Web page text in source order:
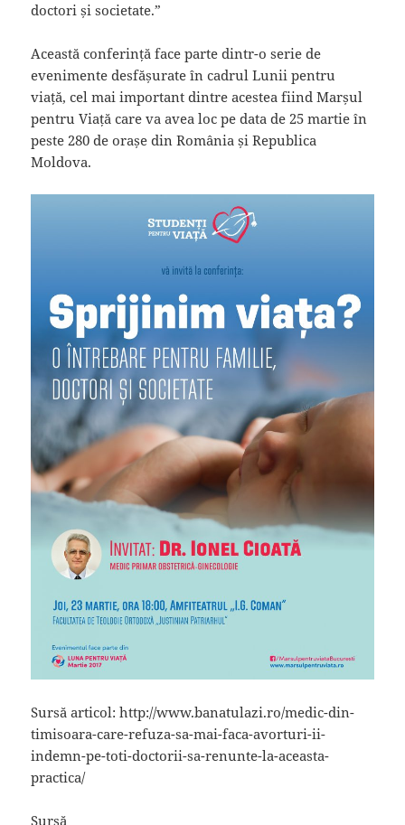
doctori și societate.”
Această conferință face parte dintr-o serie de
evenimente desfășurate în cadrul Lunii pentru
viață, cel mai important dintre acestea fiind Marșul
pentru Viață care va avea loc pe data de 25 martie în
peste 280 de orașe din România și Republica
Moldova.
Sursă articol: http://www.banatulazi.ro/medic-din-
timisoara-care-refuza-sa-mai-faca-avorturi-ii-
indemn-pe-toti-doctorii-sa-renunte-la-aceasta-
practica/
Sursă